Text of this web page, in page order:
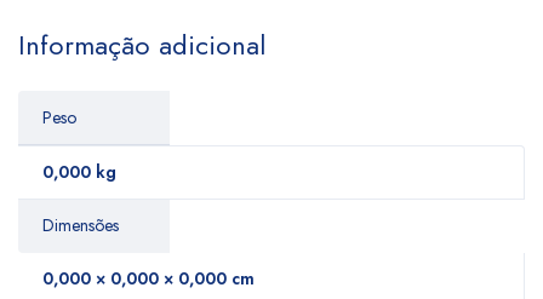
Informação adicional
Peso
0,000 kg
Dimensões
0,000 × 0,000 × 0,000 cm